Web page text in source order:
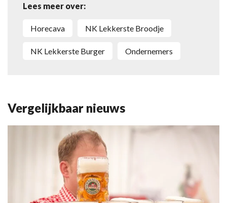
Lees meer over:
Horecava NK Lekkerste Broodje
NK Lekkerste Burger Ondernemers
Vergelijkbaar nieuws